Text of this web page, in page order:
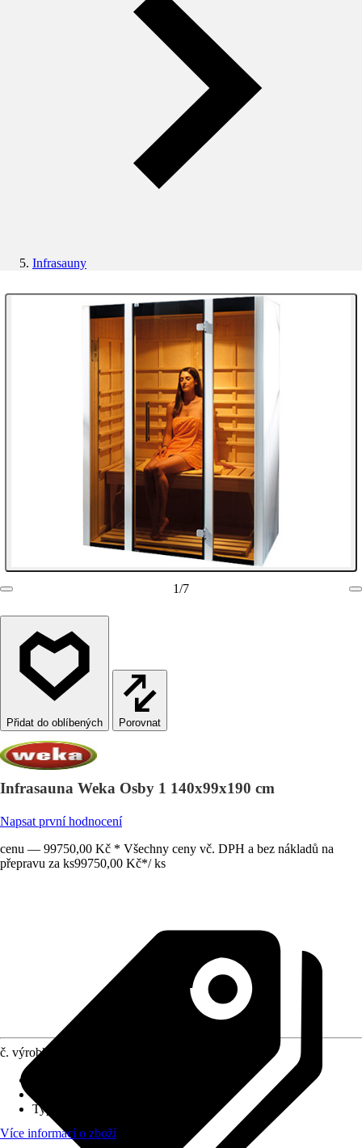
Infrasauny
1/7
Porovnat
Infrasauna Weka Osby 1 140x99x190 cm
Napsat první hodnocení
cenu — 99750,00 Kč * Všechny ceny vč. DPH a bez nákladů na
přepravu za ks99750,00 Kč*/ ks
č. výrobku
Typ topného tělesa
Více informací o zboží